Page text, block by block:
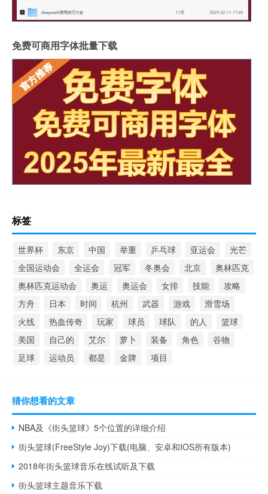
免费可商用字体批量下载
标签
世界杯 东京 中国 举重 乒乓球 亚运会
光芒
全国运动会
全运会 冠军 冬奥会 北京
奥林匹克
奥林匹克运动会
奥运 奥运会 女排 技能
攻略
方舟
日本 时间 杭州 武器 游戏
滑雪场
火线
热血传奇 玩家 球员 球队 的人
篮球
美国
自己的 艾尔 萝卜 装备 角色
谷物
足球
运动员 都是 金牌 项目
猜你想看的文章
NBA及《街头篮球》5个位置的详细介绍
街头篮球(FreeStyle Joy)下载(电脑、安卓和IOS所有版本)
2018年街头篮球音乐在线试听及下载
街头篮球主题音乐下载